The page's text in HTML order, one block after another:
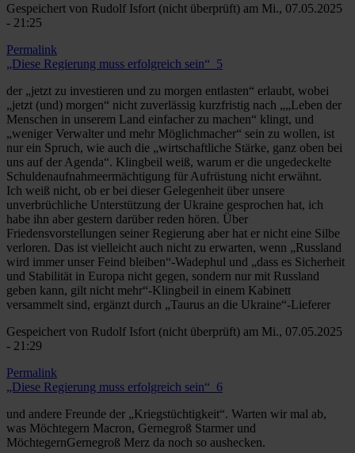
Gespeichert von Rudolf Isfort (nicht überprüft) am Mi., 07.05.2025
- 21:25
Permalink
„Diese Regierung muss erfolgreich sein“_5
der „jetzt zu investieren und zu morgen entlasten“ erlaubt, wobei
„jetzt (und) morgen“ nicht zuverlässig kurzfristig nach „„Leben der
Menschen in unserem Land einfacher zu machen“ klingt, und
„weniger Verwalter und mehr Möglichmacher“ sein zu wollen, ist
nur ein Spruch, wie auch die „wirtschaftliche Stärke, ganz oben bei
uns auf der Agenda“. Klingbeil weiß, warum er die ungedeckelte
Schuldenaufnahmeermächtigung für Aufrüstung nicht erwähnt.
Ich weiß nicht, ob er bei dieser Gelegenheit über unsere
unverbrüchliche Unterstützung der Ukraine gesprochen hat, ich
habe ihn aber gestern darüber reden hören. Über
Friedensvorstellungen seiner Regierung aber hat er nicht eine Silbe
verloren. Das ist vielleicht auch nicht zu erwarten, wenn „Russland
wird immer unser Feind bleiben“-Wadephul und „dass es Sicherheit
und Stabilität in Europa nicht gegen, sondern nur mit Russland
geben kann, gilt nicht mehr“-Klingbeil in einem Kabinett
versammelt sind, ergänzt durch „Taurus an die Ukraine“-Lieferer
Gespeichert von Rudolf Isfort (nicht überprüft) am Mi., 07.05.2025
- 21:29
Permalink
„Diese Regierung muss erfolgreich sein“_6
und andere Freunde der „Kriegstüchtigkeit“. Warten wir mal ab,
was Möchtegern Macron, Gernegroß Starmer und
MöchtegernGernegroß Merz da noch so aushecken.